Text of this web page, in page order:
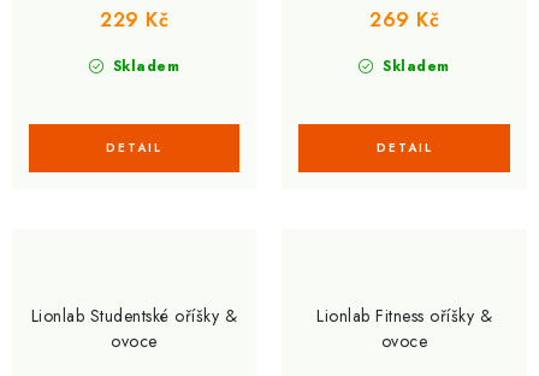
Skladem
229 Kč
Skladem
269 Kč
Lionlab Studentské oříšky &
ovoce
Lionlab Fitness oříšky &
ovoce